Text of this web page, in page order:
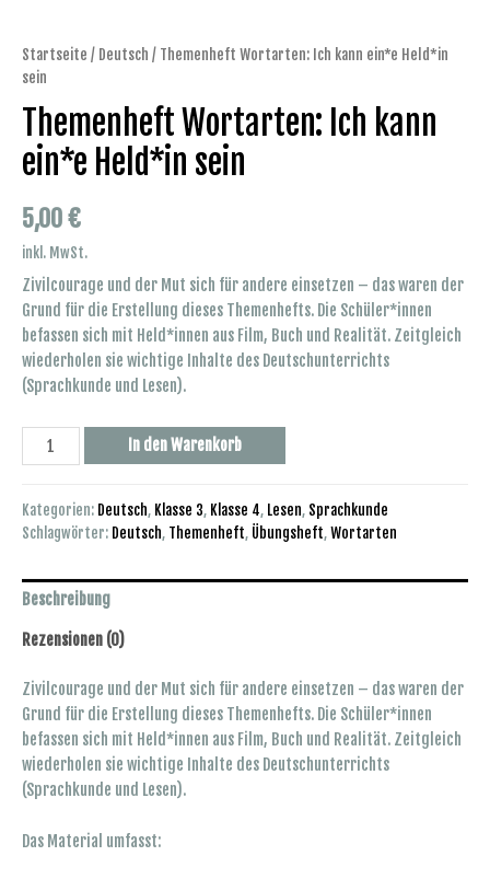
Startseite / Deutsch / Themenheft Wortarten: Ich kann ein*e Held*in
sein
Themenheft Wortarten: Ich kann
ein*e Held*in sein
5,00€
inkl. MwSt.
Zivilcourage und der Mut sich für andere einsetzen – das waren der
Grund für die Erstellung dieses Themenhefts. Die Schüler*innen
befassen sich mit Held*innen aus Film, Buch und Realität. Zeitgleich
wiederholen sie wichtige Inhalte des Deutschunterrichts
(Sprachkunde und Lesen).
Themenheft
Wortarten:
kann
ein*e
sein
In den Warenkorb
Kategorien: Deutsch, Klasse 3, Klasse 4, Lesen, Sprachkunde
Schlagwörter: Deutsch, Themenheft, Übungsheft,Wortarten
Beschreibung
Rezensionen (0)
Zivilcourage und der Mut sich für andere einsetzen – das waren der
Grund für die Erstellung dieses Themenhefts. Die Schüler*innen
befassen sich mit Held*innen aus Film, Buch und Realität. Zeitgleich
wiederholen sie wichtige Inhalte des Deutschunterrichts
(Sprachkunde und Lesen).
Das Material umfasst: